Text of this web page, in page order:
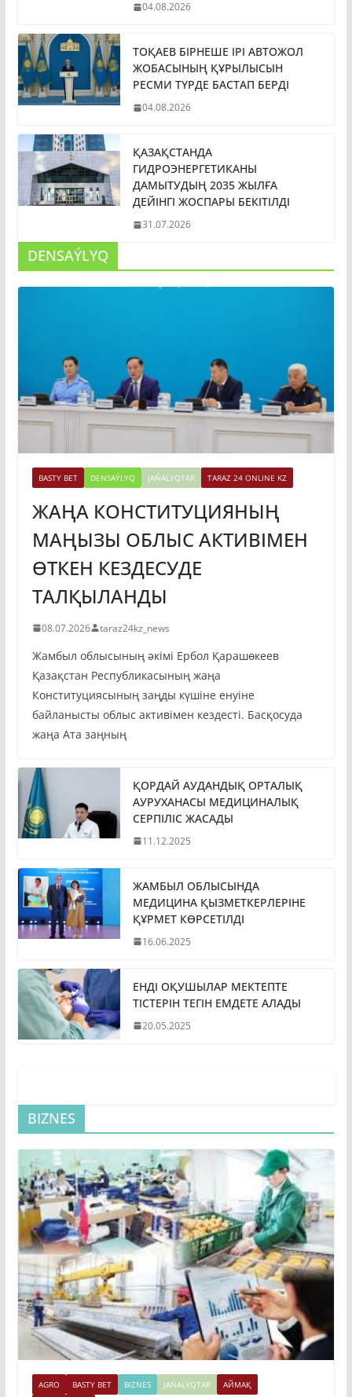
04.08.2026
ТОҚАЕВ БІРНЕШЕ ІРІ АВТОЖОЛ
ЖОБАСЫНЫҢ ҚҰРЫЛЫСЫН
РЕСМИ ТҮРДЕ БАСТАП БЕРДІ
04.08.2026
ҚАЗАҚСТАНДА
ГИДРОЭНЕРГЕТИКАНЫ
ДАМЫТУДЫҢ 2035 ЖЫЛҒА
ДЕЙІНГІ ЖОСПАРЫ БЕКІТІЛДІ
31.07.2026
DENSAÝLYQ
BASTY BET DENSAÝLYQ JAŃALYQTAR TARAZ 24 ONLINE KZ
ЖАҢА КОНСТИТУЦИЯНЫҢ
МАҢЫЗЫ ОБЛЫС АКТИВІМЕН
ӨТКЕН КЕЗДЕСУДЕ
ТАЛҚЫЛАНДЫ
08.07.2026 taraz24kz_news
Жамбыл облысының әкімі Ербол Қарашөкеев
Қазақстан Республикасының жаңа
Конституциясының заңды күшіне енуіне
байланысты облыс активімен кездесті. Басқосуда
жаңа Ата заңның
ҚОРДАЙ АУДАНДЫҚ ОРТАЛЫҚ
АУРУХАНАСЫ МЕДИЦИНАЛЫҚ
СЕРПІЛІС ЖАСАДЫ
11.12.2025
ЖАМБЫЛ ОБЛЫСЫНДА
МЕДИЦИНА ҚЫЗМЕТКЕРЛЕРІНЕ
ҚҰРМЕТ КӨРСЕТІЛДІ
16.06.2025
ЕНДІ ОҚУШЫЛАР МЕКТЕПТЕ
ТІСТЕРІН ТЕГІН ЕМДЕТЕ АЛАДЫ
20.05.2025
BIZNES
AGRO BASTY BET BIZNES JAŃALYQTAR
АЙМАҚ